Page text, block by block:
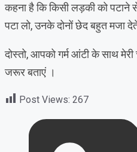
कहना है कि किसी लड़की को पटाने
पटा लो, उनके दोनों छेद बहुत मजा
दोस्तो, आपको गर्म आंटी के साथ मेरी
जरूर बताएं ।
Post Views: 267